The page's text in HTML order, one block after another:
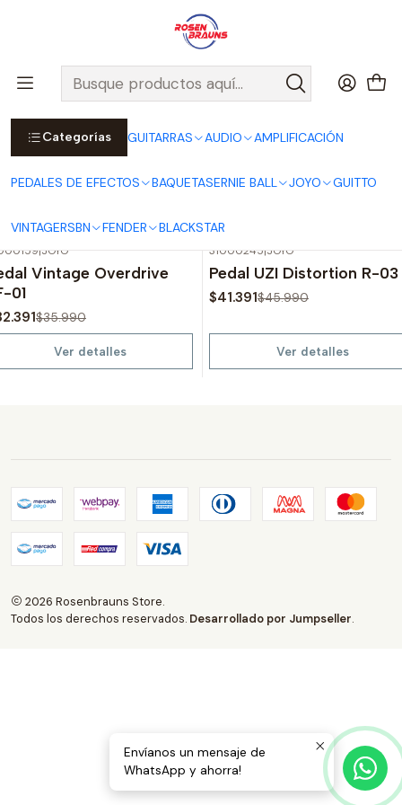
Categorías GUITARRAS AUDIO AMPLIFICACIÓN
PEDALES DE EFECTOS BAQUETASERNIE BALL JOYO GUITTO
VINTAGERSBN FENDER BLACKSTAR
Por compras sobre $25.000 en Santiago urbano, Colina o
Padre Hurtado, incluimos el despacho!
Ver Detalles
Inicio PEDALES DE EFECTOS Pedales de Guitarra Boosters
Boosters
Filtros
-10% OFF
Agotado
|JOYO
Vintage Overdrive
01
$35.990
Ver detalles
-10%OFF
Agotado
31000245|JOYO
Pedal UZI Distortion R-03
$41.391$45.990
Ver detalles
2026 Rosenbrauns Store.
Todos los derechos reservados. Desarrollado por Jumpseller.
Envíanos un mensaje de
WhatsApp y ahorra!